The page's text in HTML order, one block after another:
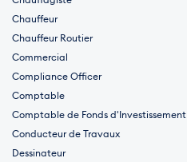
Chauffeur
Chauffeur Routier
Commercial
Compliance Officer
Comptable
Comptable de Fonds d'Investissement
Conducteur de Travaux
Dessinateur